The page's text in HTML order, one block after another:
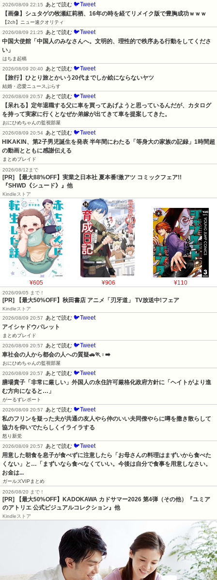
2026/08/09 22:15 あとで読む 🐦Tweet
【画像】シュタゲの牧瀬紅莉栖、16年の時を経てリメイク版で豊胸成功ｗｗｗ
【2ch】ニュー速クオリティ
2026/08/09 21:25
あとで読む 🐦Tweet
中国大使館「中国人のみなさんへ。文明的、理性的で秩序ある行動をしてくださ
い」
はちま起稿
2026/08/09 20:40
あとで読む 🐦Tweet
【旅行】ひとり旅とかいう20代までしか絵にならないヤツ
結婚・恋愛ニュースぷらす
2026/08/09 20:57
あとで読む 🐦Tweet
【呆れる】定年退職する父に車を買ってあげようと思っているんだが、カタログ
を持って実家に行くとなぜか弟嫁が出てきて車を提案してきた。
おにひめちゃんの監視部屋
2026/08/09 20:54 あとで読む 🐦Tweet
HIKAKIN、第2子男児誕生を発表 半年間にわたる「等身大の家族の記録」1時間超
の動画とともに感謝伝える
まとめブレイド
2026/08/12まで
[PR] 【最大88%OFF】実業之日本社 夏本番!激アツ コミックフェア!!
『SHWD《シュード》』他
Kindleストア
¥605 ¥906 ¥110
2026/09/05 まで！
[PR] 【最大50%OFF】秋田書店 アニメ「刃牙道」 TV放送中!フェア
Kindleストア
2026/08/09 20:57
あとで読む 🐦Tweet
アイシャドウパレット
まとめブレイド
2026/08/09 20:57
あとで読む 🐦Tweet
車社会の人から都会の人への質疑🚗🏃♀️➡️
おにひめちゃんの監視部屋
2026/08/09 20:57
あとで読む 🐦Tweet
膳場貴子「非常に厳しい」外国人の永住許可厳格化政府方針に「ヘイトがより進
む方向になると…」
がーるずレポート
2026/08/09 20:57
あとで読む 🐦Tweet
私のフリンを疑った夫が共通の友人やら仲のいい夫同僚やらに噂を撒き散らして
協力を仰いでたらしくイライラする
怒り新党
2026/08/09 20:57
あとで読む 🐦Tweet
用意した朝食を息子が食べずに注意したら「お母さんの料理はまずいから食べた
くない」と…「まずいなら食べなくていい。今後は自分で食事を用意しなさい。
お金は...
ガールズVIPまとめ
2026/08/20 まで！
[PR]
【最大50%OFF】KADOKAWA カドサマー2026 第4弾（その他）『ユミア
のアトリエ 公式ビジュアルコレクション』他
Kindleストア